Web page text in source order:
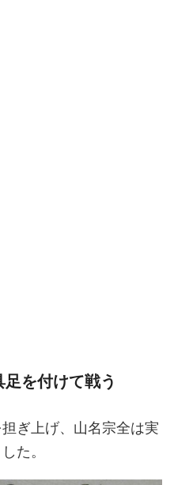
を付けて戦う
ぎ上げ、山名宗全は実
た。